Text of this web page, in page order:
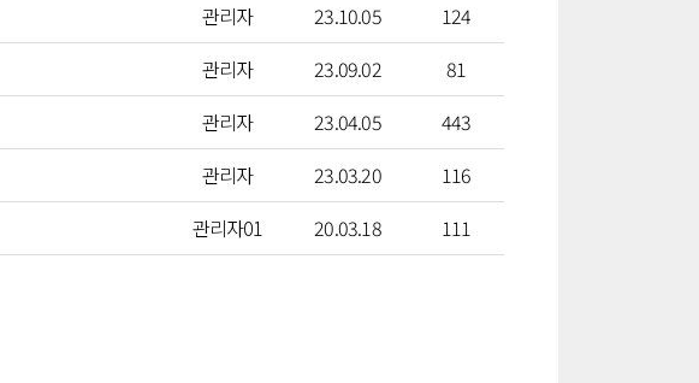
관리자 23.10.05
124
관리자 23.09.02
81
관리자 23.04.05
443
관리자 23.03.20
116
관리자01 20.03.18 111